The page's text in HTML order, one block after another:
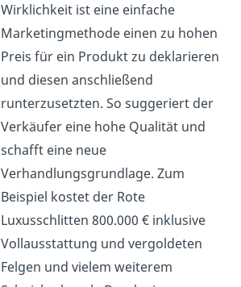
Wirklichkeit ist eine einfache
Marketingmethode einen zu hohen
Preis für ein Produkt zu deklarieren
und diesen anschließend
runterzusetzten. So suggeriert der
Verkäufer eine hohe Qualität und
schafft eine neue
Verhandlungsgrundlage. Zum
Beispiel kostet der Rote
Luxusschlitten 800.000 € inklusive
Vollausstattung und vergoldeten
Felgen und vielem weiterem